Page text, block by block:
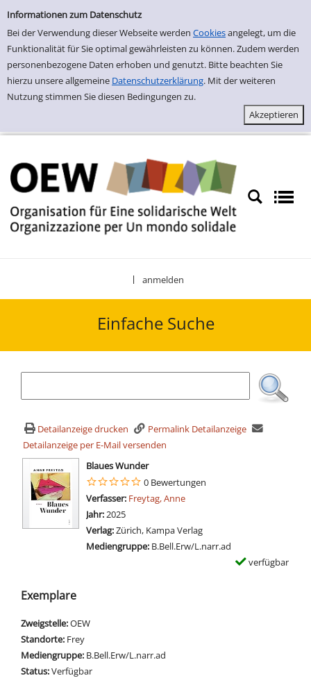
Einfache Suche
Informationen zum Datenschutz
Bei der Verwendung dieser Webseite werden Cookiesangelegt, um die
Funktionalität für Sie optimal gewährleisten zu können. Zudem werden
personenbezogene Daten erhoben und genutzt. Bitte beachten Sie
hierzu unsere allgemeine Datenschutzerklärung. Mit der weiteren
Nutzung stimmen Sie diesen Bedingungen zu.
Zur Detailanzeige springen
anmelden
Einfache Suche
Detailanzeige drucken
Permalink Detailanzeige
Detailanzeige per E-Mail versenden
wird in neuem Tab geöffnet
Blaues Wunder
0 Bewertungen
Verfasser: Suche nach diesem Verfasser
Freytag, Anne
Jahr:2025
Verlag:Zürich, Kampa Verlag
Mediengruppe: B.Bell.Erw/L.narr.ad
verfügbar
Exemplare
Zweigstelle:OEW
Standorte: Frey
Mediengruppe: B.Bell.Erw/L.narr.ad
Status:Verfügbar